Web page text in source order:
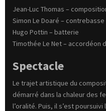
Jean-Luc Thomas –
Simon Le Doaré – contrebasse
Hugo Pottin – batterie
Timothée Le Net – accordéon
Spectacle
Le trajet artistique du
démarré dans la chaleur des
l’oralité. Puis, il s’est